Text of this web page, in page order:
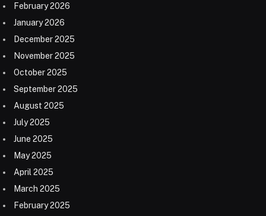
February 2026
January 2026
December 2025
November 2025
October 2025
September 2025
August 2025
July 2025
June 2025
May 2025
April 2025
March 2025
February 2025